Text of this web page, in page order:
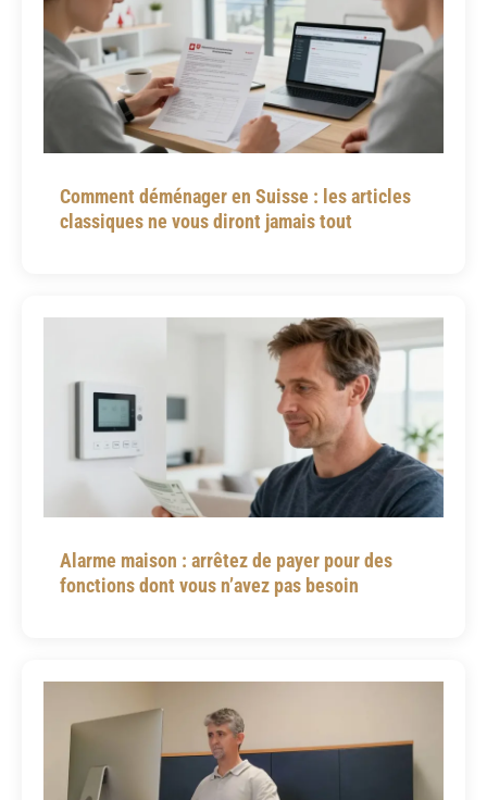
Comment déménager en Suisse : les articles
classiques ne vous diront jamais tout
Alarme maison : arrêtez de payer pour des
fonctions dont vous n’avez pas besoin